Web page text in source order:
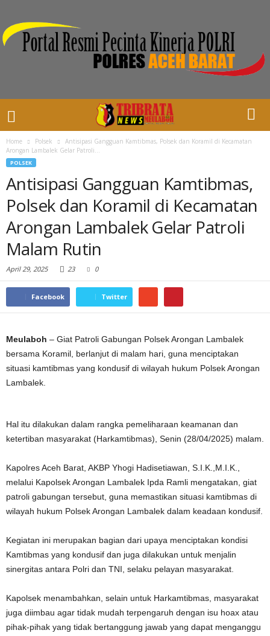
Home Polsek
Antisipasi Gangguan Kamtibmas, Polsek dan Koramil di Kecamatan
Arongan Lambalek Gelar Patroli...
POLSEK
Antisipasi Gangguan Kamtibmas,
Polsek dan Koramil di Kecamatan
Arongan Lambalek Gelar Patroli
Malam Rutin
April 29, 2025 23 0
Facebook Twitter
Meulaboh – Giat Patroli Gabungan Polsek Arongan Lambalek
bersama Koramil, berlanjut di malam hari, guna menciptakan
situasi kamtibmas yang kondusif di wilayah hukum Polsek Arongan
Lambalek.
Hal itu dilakukan dalam rangka pemeliharaan keamanan dan
ketertiban masyarakat (Harkamtibmas), Senin (28/04/2025) malam.
Kapolres Aceh Barat, AKBP Yhogi Hadisetiawan, S.I.K.,M.I.K.,
melalui Kapolsek Arongan Lambalek Ipda Ramli mengatakan, giat
patroli gabungan tersebut, guna memastikan situasi kamtibmas di
wilayah hukum Polsek Arongan Lambalek dalam keadaan kondusif.
Kegiatan ini merupakan bagian dari upaya menciptakan kondisi
Kamtibmas yang kondusif dan juga dilakukan untuk menjalin
sinergitas antara Polri dan TNI, selaku pelayan masyarakat.
Kapolsek menambahkan, selain untuk Harkamtibmas, masyarakat
juga diimbau agar tidak mudah terpengaruh dengan isu hoax atau
pihak-pihak yang tidak bertanggung jawab yang dapat menganggu